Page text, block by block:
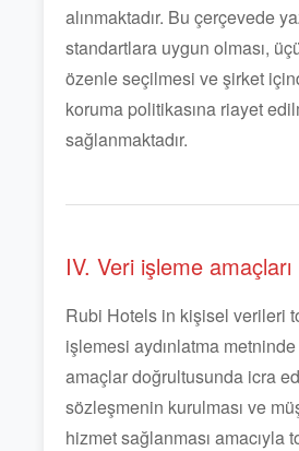
alınmaktadır. Bu çerçevede
standartlara uygun olması,
özenle seçilmesi ve şirket
koruma politikasına riayet
sağlanmaktadır.
IV. Veri işleme amaçları
Rubi Hotels in kişisel verileri
işlemesi aydınlatma
amaçlar doğrultusunda icra
sözleşmenin kurulması ve
hizmet sağlanması amacıyla